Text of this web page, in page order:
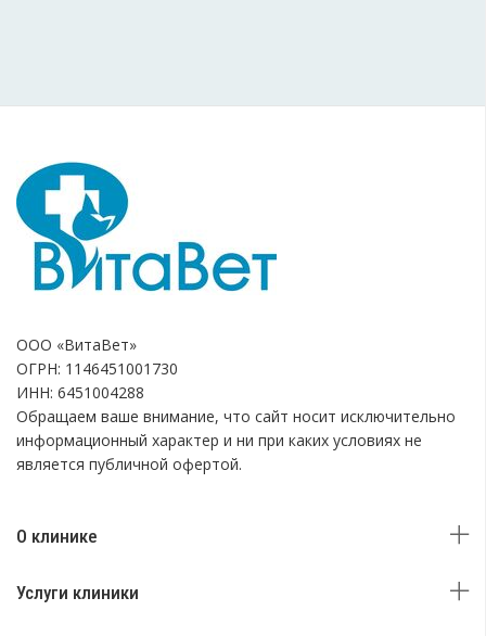
ООО «ВитаВет»
ОГРН: 1146451001730
ИНН: 6451004288
Обращаем ваше внимание, что сайт носит исключительно
информационный характер и ни при каких условиях не
является публичной офертой.
О клинике
Услуги клиники